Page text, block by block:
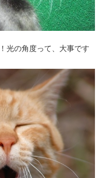
光の角度って、大事です